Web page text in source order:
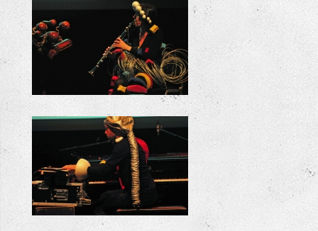
Triadische balletten warande saar
Triadische balletten warande joris